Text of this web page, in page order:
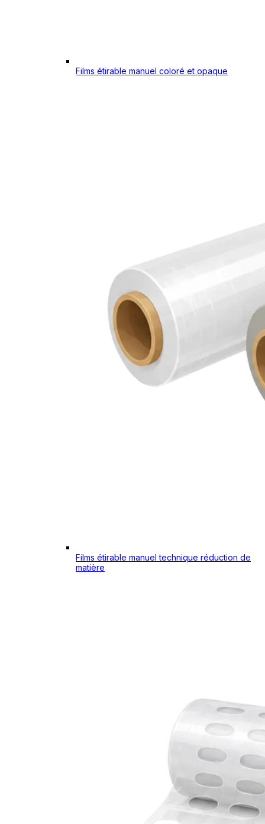
Films étirable manuel coloré et opaque
Films étirable manuel technique réduction de
matière